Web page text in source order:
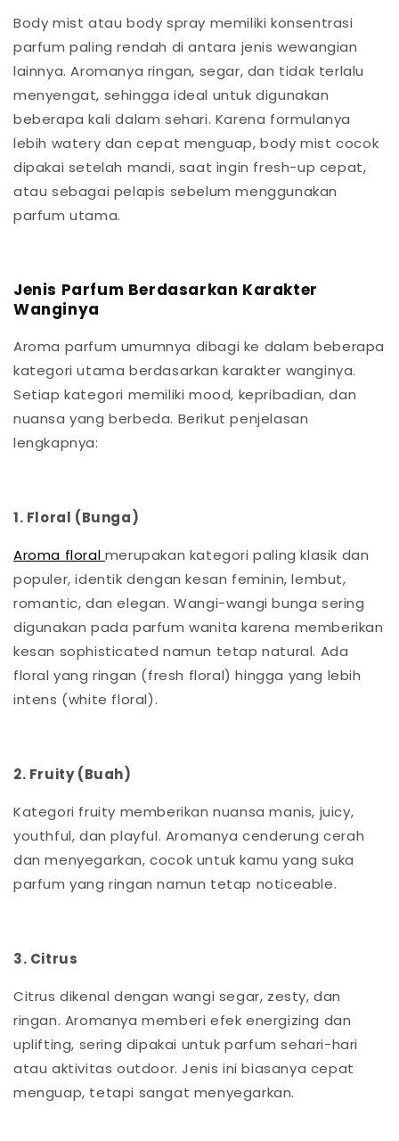
Body mist atau body spray memiliki konsentrasi
parfum paling rendah di antara jenis wewangian
lainnya. Aromanya ringan, segar, dan tidak terlalu
menyengat, sehingga ideal untuk digunakan
beberapa kali dalam sehari. Karena formulanya
lebih watery dan cepat menguap, body mist cocok
dipakai setelah mandi, saat ingin fresh-up cepat,
atau sebagai pelapis sebelum menggunakan
parfum utama.
Jenis Parfum Berdasarkan Karakter
Wanginya
Aroma parfum umumnya dibagi ke dalam beberapa
kategori utama berdasarkan karakter wanginya.
Setiap kategori memiliki mood, kepribadian, dan
nuansa yang berbeda. Berikut penjelasan
lengkapnya:
1. Floral (Bunga)
Aroma floral merupakan kategori paling klasik dan
populer, identik dengan kesan feminin, lembut,
romantic, dan elegan. Wangi-wangi bunga sering
digunakan pada parfum wanita karena memberikan
kesan sophisticated namun tetap natural. Ada
floral yang ringan (fresh floral) hingga yang lebih
intens (white floral).
2. Fruity (Buah)
Kategori fruity memberikan nuansa manis, juicy,
youthful, dan playful. Aromanya cenderung cerah
dan menyegarkan, cocok untuk kamu yang suka
parfum yang ringan namun tetap noticeable.
3. Citrus
Citrus dikenal dengan wangi segar, zesty, dan
ringan. Aromanya memberi efek energizing dan
uplifting, sering dipakai untuk parfum sehari-hari
atau aktivitas outdoor. Jenis ini biasanya cepat
menguap, tetapi sangat menyegarkan.